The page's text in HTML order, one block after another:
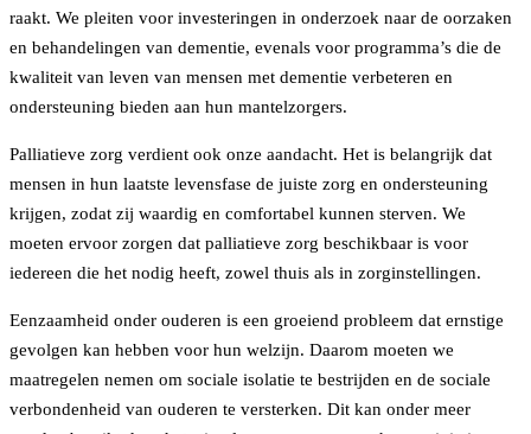
raakt. We pleiten voor investeringen in onderzoek naar de oorzaken
en behandelingen van dementie, evenals voor programma’s die de
kwaliteit van leven van mensen met dementie verbeteren en
ondersteuning bieden aan hun mantelzorgers.
Palliatieve zorg verdient ook onze aandacht. Het is belangrijk dat
mensen in hun laatste levensfase de juiste zorg en ondersteuning
krijgen, zodat zij waardig en comfortabel kunnen sterven. We
moeten ervoor zorgen dat palliatieve zorg beschikbaar is voor
iedereen die het nodig heeft, zowel thuis als in zorginstellingen.
Eenzaamheid onder ouderen is een groeiend probleem dat ernstige
gevolgen kan hebben voor hun welzijn. Daarom moeten we
maatregelen nemen om sociale isolatie te bestrijden en de sociale
verbondenheid van ouderen te versterken. Dit kan onder meer